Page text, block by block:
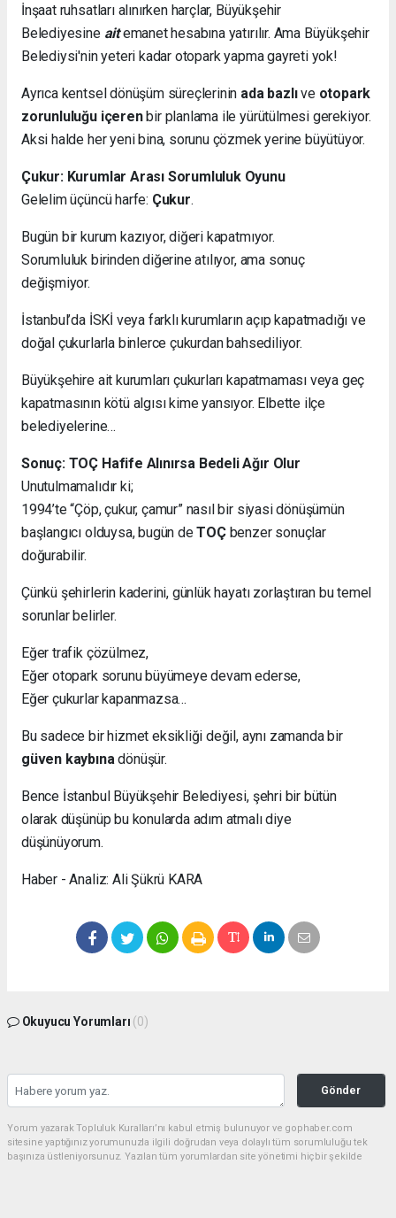
İnşaat ruhsatları alınırken harçlar, Büyükşehir
Belediyesine aitemanet hesabına yatırılır. Ama Büyükşehir
Belediysi'nin yeteri kadar otopark yapma gayreti yok!
Ayrıca kentsel dönüşüm süreçlerinin ada bazlıve otopark
zorunluluğu içerenbir planlama ile yürütülmesi gerekiyor.
Aksi halde her yeni bina, sorunu çözmek yerine büyütüyor.
Çukur: Kurumlar Arası Sorumluluk Oyunu
Gelelim üçüncü harfe: Çukur.
Bugün bir kurum kazıyor, diğeri kapatmıyor.
Sorumluluk birinden diğerine atılıyor, ama sonuç
değişmiyor.
İstanbul’da İSKİ veya farklı kurumların açıp kapatmadığı ve
doğal çukurlarla binlerce çukurdan bahsediliyor.
Büyükşehire ait kurumları çukurları kapatmaması veya geç
kapatmasının kötü algısı kime yansıyor. Elbette ilçe
belediyelerine…
Sonuç: TOÇ Hafife Alınırsa Bedeli Ağır Olur
Unutulmamalıdır ki;
1994’te “Çöp, çukur, çamur” nasıl bir siyasi dönüşümün
başlangıcı olduysa, bugün deTOÇbenzer sonuçlar
doğurabilir.
Çünkü şehirlerin kaderini, günlük hayatı zorlaştıran bu temel
sorunlar belirler.
Eğer trafik çözülmez,
Eğer otopark sorunu büyümeye devam ederse,
Eğer çukurlar kapanmazsa…
Bu sadece bir hizmet eksikliği değil, aynı zamanda bir
güven kaybına dönüşür.
Bence İstanbul Büyükşehir Belediyesi, şehri bir bütün
olarak düşünüp bu konularda adım atmalı diye
düşünüyorum.
Haber - Analiz: Ali Şükrü KARA
Okuyucu Yorumları (0)
Gönder
Yorum yazarak Topluluk Kuralları’nı kabul etmiş bulunuyor ve gophaber.com
sitesine yaptığınız yorumunuzla ilgili doğrudan veya dolaylı tüm sorumluluğu tek
başınıza üstleniyorsunuz. Yazılan tüm yorumlardan site yönetimi hiçbir şekilde